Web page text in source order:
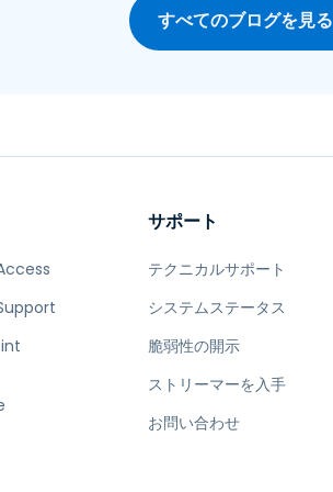
すべてのブログを見る
サポート
テクニカルサポート
システムステータス
脆弱性の開示
ストリーマーを入手
お問い合わせ